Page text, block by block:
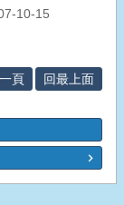
10-15
頁 回最上面